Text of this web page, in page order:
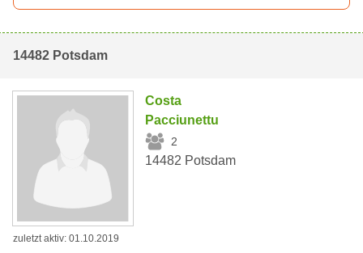
14482 Potsdam
Costa
Pacciunettu
2
14482 Potsdam
zuletzt aktiv: 01.10.2019